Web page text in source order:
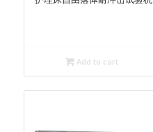
Add to cart